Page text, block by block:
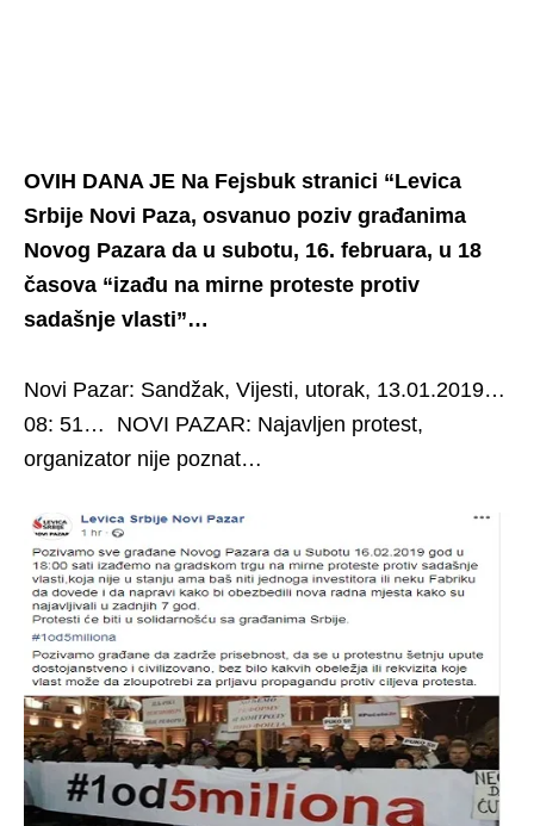
OVIH DANA JE Na Fejsbuk stranici “Levica
Srbije Novi Paza, osvanuo poziv građanima
Novog Pazara da u subotu, 16. februara, u 18
časova “izađu na mirne proteste protiv
sadašnje vlasti”…
Novi Pazar: Sandžak, Vijesti, utorak, 13.01.2019…
08: 51… NOVI PAZAR: Najavljen protest,
organizator nije poznat…